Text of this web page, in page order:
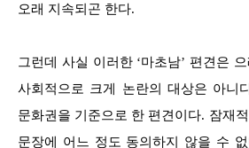
오래 지속되곤 한다.
그런데 사실 이러한 ‘마초남’ 편견은
사회적으로 크게 논란의 대상은 아니
문화권을 기준으로 한 편견이다. 잠재
문장에 어느 정도 동의하지 않을 수